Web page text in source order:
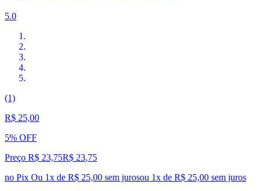
5.0
(1)
R$ 25,00
5% OFF
Preço R$ 23,75R$ 23,75
no Pix Ou 1x de R$ 25,00 sem jurosou 1x de R$ 25,00 sem juros